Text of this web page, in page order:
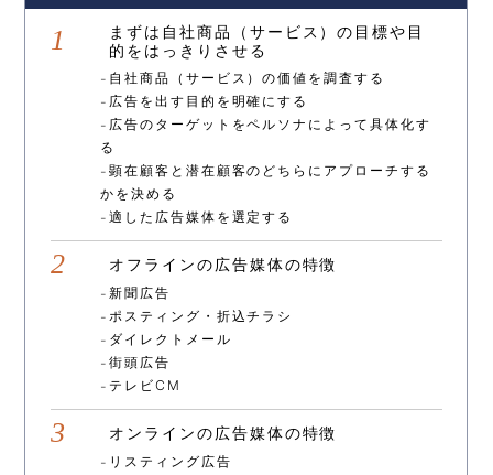
まずは自社商品（サービス）の目標や目
的をはっきりさせる
自社商品（サービス）の価値を調査する
広告を出す目的を明確にする
広告のターゲットをペルソナによって具体化す
る
顕在顧客と潜在顧客のどちらにアプローチする
かを決める
適した広告媒体を選定する
オフラインの広告媒体の特徴
新聞広告
ポスティング・折込チラシ
ダイレクトメール
街頭広告
テレビCM
オンラインの広告媒体の特徴
リスティング広告